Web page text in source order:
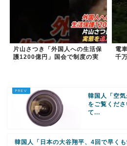
片山さつき「外国人への生活保
護1200億円」国会で制度の実
電
千
韓国人「空
をご覧くだ
て...
韓国人「日本の大谷翔平、4回で早く